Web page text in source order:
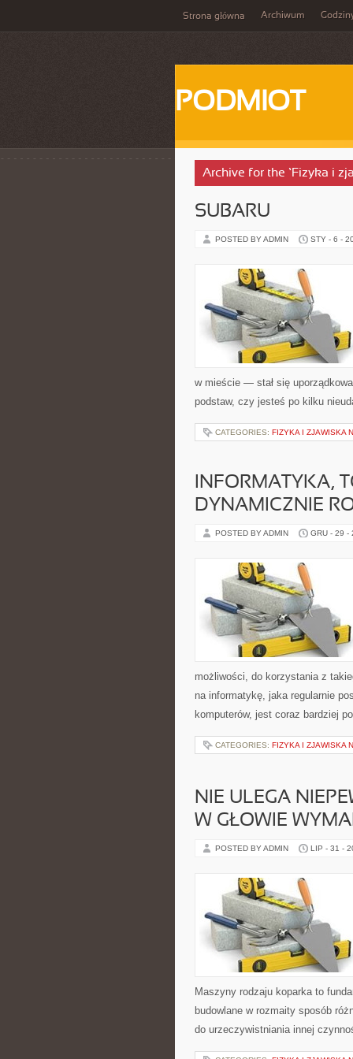
Strona główna Archiwum
PODMIOT
Archive for the ‘Fizyka i
SUBARU
POSTED BY ADMIN STY - 6 -
w mieście — stał się
podstaw, czy jesteś po kilku
CATEGORIES: FIZYKA I ZJAWISKA
INFORMATYKA,
DYNAMICZNIE
POSTED BY ADMIN GRU - 29 -
możliwości, do korzystania z
na informatykę, jaka regularnie
komputerów, jest coraz bardziej
CATEGORIES: FIZYKA I ZJAWISKA
NIE ULEGA
W GŁOWIE
POSTED BY ADMIN LIP - 31 -
Maszyny rodzaju koparka to
budowlane w rozmaity sposób
do urzeczywistniania innej